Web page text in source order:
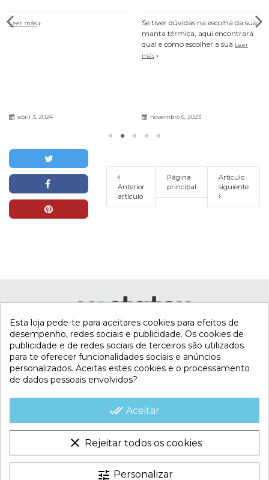
Leer más
abril 3, 2024
Se tiver dúvidas na escolha da sua
manta térmica, aqui encontrará
qual e como escolher a sua Leer
más
novembro 6, 2023
Anterior
artículo
Página
principal
Artículo
siguiente
CONTACTA CON NOSOTROS
CONDICIONES COMERCIALES
Esta loja pede-te para aceitares cookies para efeitos de
desempenho, redes sociais e publicidade. Os cookies de
publicidade e de redes sociais de terceiros são utilizados
para te oferecer funcionalidades sociais e anúncios
personalizados. Aceitas estes cookies e o processamento
de dados pessoais envolvidos?
done_all Aceitar
clear Rejeitar todos os cookies
tune Personalizar